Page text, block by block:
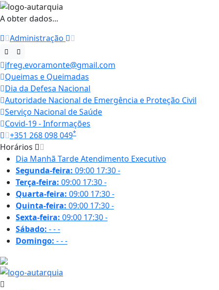
A obter dados...
Administração
jfreg.evoramonte@gmail.com
Queimas e Queimadas
Dia da Defesa Nacional
Autoridade Nacional de Emergência e Proteção Civil
Serviço Nacional de Saúde
Covid-19 - Informações
+351 268 098 049*
Horários
Dia Manhã TardeAtendimento Executivo
Segunda-feira: 09:00 17:30-
Terça-feira: 09:00 17:30-
Quarta-feira: 09:00 17:30-
Quinta-feira: 09:00 17:30-
Sexta-feira: 09:00 17:30-
Sábado: ---
Domingo: ---